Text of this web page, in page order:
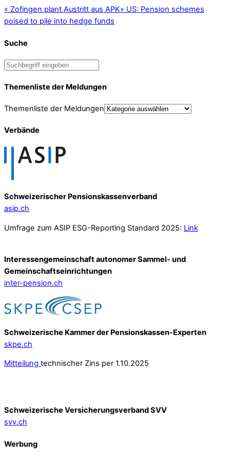
« Zofingen plant Austritt aus APK» US: Pension schemes
poised to pile into hedge funds
Suche
Themenliste der Meldungen
Themenliste der Meldungen
Verbände
Schweizerischer Pensionskassenverband
asip.ch
Umfrage zum ASIP ESG-Reporting Standard 2025: Link
Interessengemeinschaft autonomer Sammel- und
Gemeinschafts­einrichtungen
inter-pension.ch
Schweizerische Kammer der Pensionskassen-Experten
skpe.ch
Mitteilung technischer Zins per 1.10.2025
Schweizerische Versicherungsverband SVV
svv.ch
Werbung